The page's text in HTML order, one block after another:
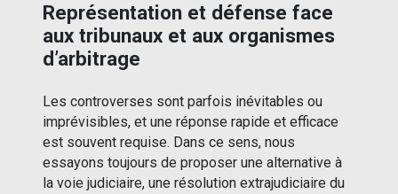
Représentation et défense face
aux tribunaux et aux organismes
d’arbitrage
Les controverses sont parfois inévitables ou
imprévisibles, et une réponse rapide et efficace
est souvent requise. Dans ce sens, nous
essayons toujours de proposer une alternative à
la voie judiciaire, une résolution extrajudiciaire du